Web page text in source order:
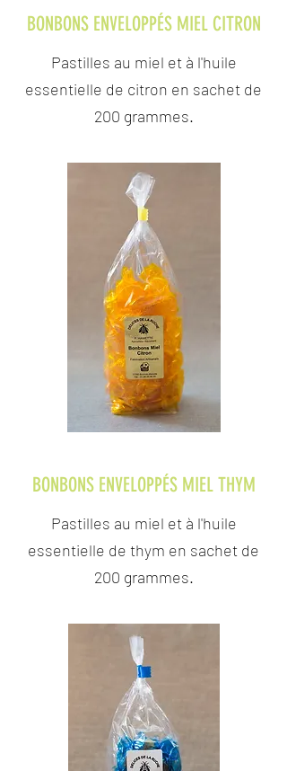
BONBONS ENVELOPPÉS MIEL CITRON
Pastilles au miel et à l'huile
essentielle de citron en sachet de
200 grammes.
BONBONS ENVELOPPÉS MIEL THYM
Pastilles au miel et à l'huile
essentielle de thym en sachet de
200 grammes.